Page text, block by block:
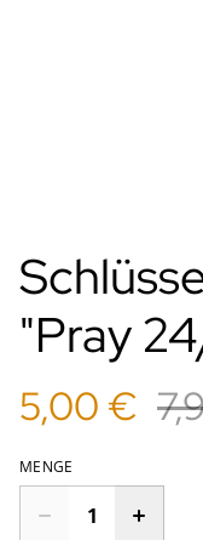
"Pray
5,00 €
MENGE